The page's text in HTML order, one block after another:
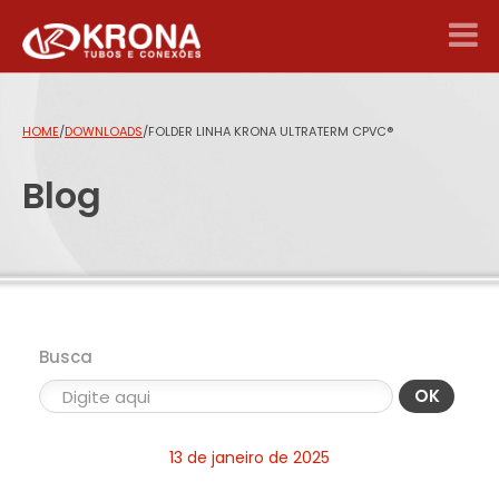
HOME/DOWNLOADS/FOLDER LINHA KRONA ULTRATERM CPVC®
Blog
Busca
OK
13 de janeiro de 2025